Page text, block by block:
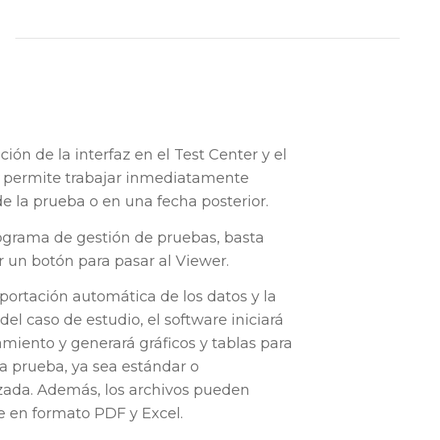
de la interfaz en el Test Center y el
permite trabajar inmediatamente
la prueba o en una fecha posterior.
de gestión de pruebas, basta
un botón para pasar al Viewer.
automática de los datos y la
caso de estudio, el software iniciará
y generará gráficos y tablas para
prueba, ya sea estándar o
Además, los archivos pueden
en formato PDF y Excel.